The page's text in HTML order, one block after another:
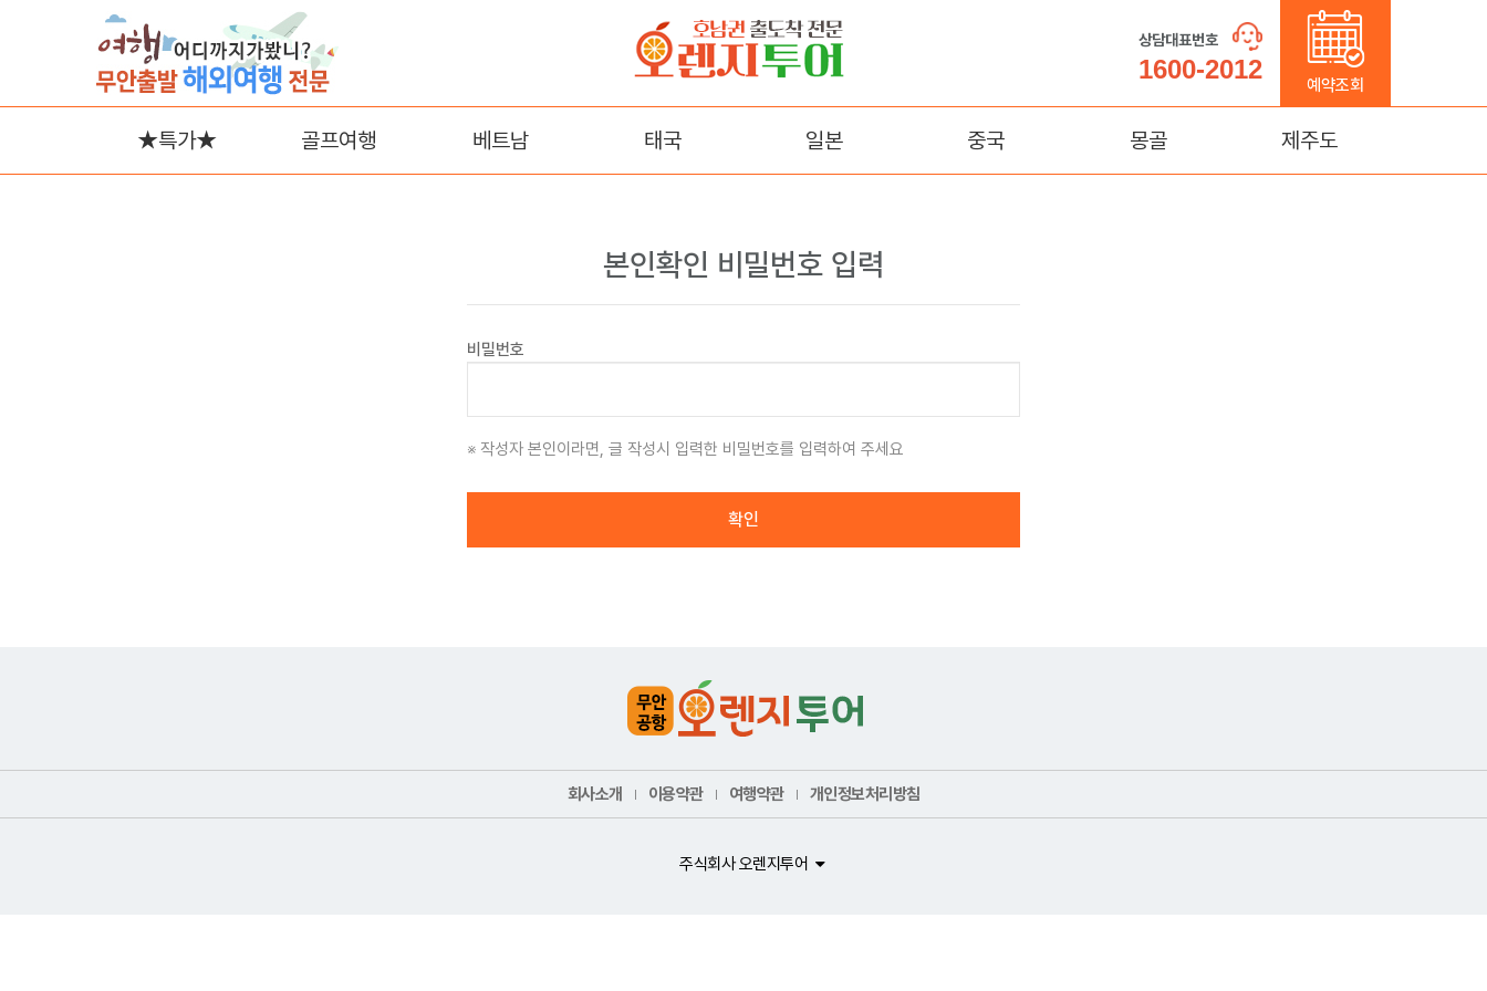
상담대표번호
1600-2012
예약조회
★특가★ 골프여행 베트남
푸꾸옥
태국 일본
후쿠오카
중국
석가장(태항산)
곤명
내몽고
몽골 제주도
본인확인 비밀번호 입력
비밀번호
작성자 본인이라면, 글 작성시 입력한 비밀번호를 입력하여 주세요
확인
회사소개 이용약관 여행약관 개인정보처리방침
주식회사 오렌지투어